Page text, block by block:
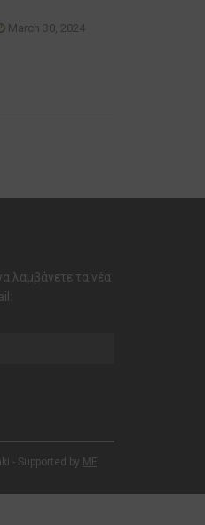
March 30, 2024
λαμβάνετε τα νέα
- Supported by MF